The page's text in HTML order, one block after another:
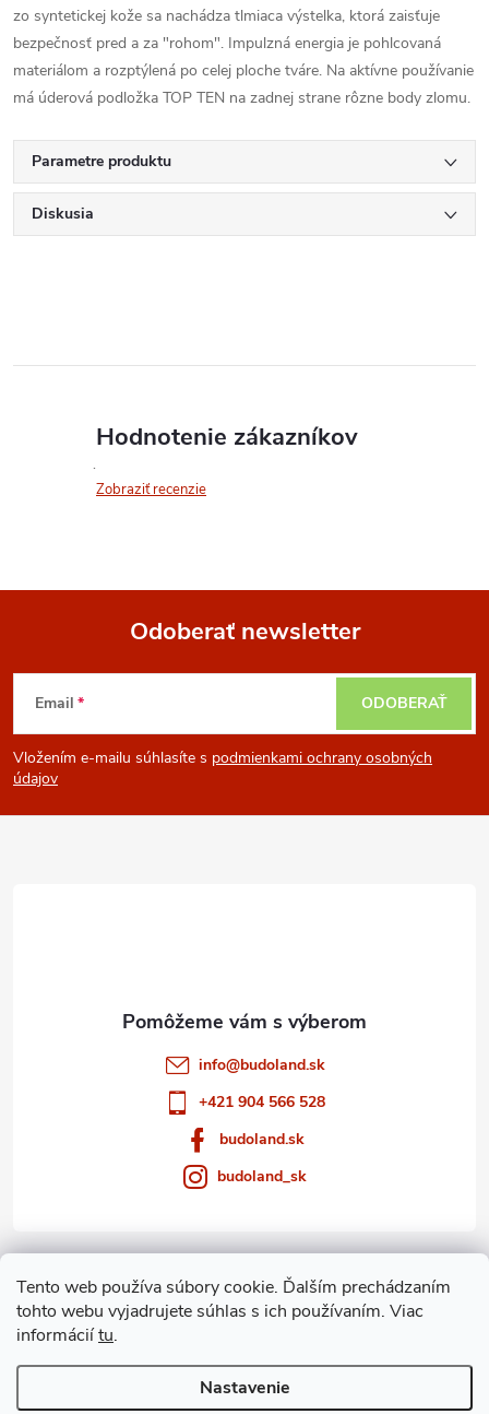
Tento web používa súbory cookie. Ďalším prechádzaním
tohto webu vyjadrujete súhlas s ich používaním. Viac
informáciítu.
Nastavenie
zo syntetickej kože sa nachádza tlmiaca výstelka, ktorá zaisťuje
bezpečnosť pred a za "rohom". Impulzná energia je pohlcovaná
materiálom a rozptýlená po celej ploche tváre. Na aktívne používanie
má úderová podložka TOP TEN na zadnej strane rôzne body zlomu.
Parametre produktu
Diskusia
Hodnotenie zákazníkov
Zobraziť recenzie
Z
á
p
Odoberať newsletter
Email
Vložením e-mailu súhlasíte s podmienkami ochrany osobných
údajov
ODOBERAŤ
info@budoland.sk
+421 904 566 528
budoland.sk
budoland_sk
Informácie pre vás
Blog